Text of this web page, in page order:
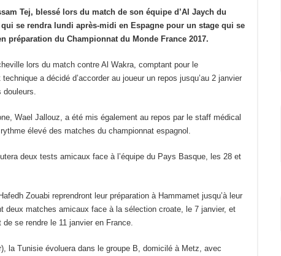
Tej, blessé lors du match de son équipe d’Al Jaych du
qui se rendra lundi après-midi en Espagne pour un stage qui se
préparation du Championnat du Monde France 2017.
lors du match contre Al Wakra, comptant pour le
a décidé d’accorder au joueur un repos jusqu’au 2 janvier
Wael Jallouz, a été mis également au repos par le staff médical
élevé des matches du championnat espagnol.
deux tests amicaux face à l’équipe du Pays Basque, les 28 et
Zouabi reprendront leur préparation à Hammamet jusqu’à leur
deux matches amicaux face à la sélection croate, le 7 janvier, et
se rendre le 11 janvier en France.
la Tunisie évoluera dans le groupe B, domicilé à Metz, avec